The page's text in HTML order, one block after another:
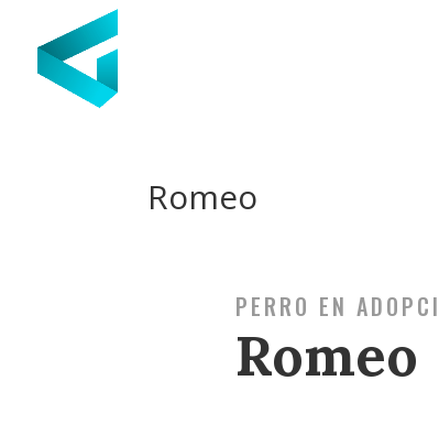
Romeo
PERRO EN
Romeo